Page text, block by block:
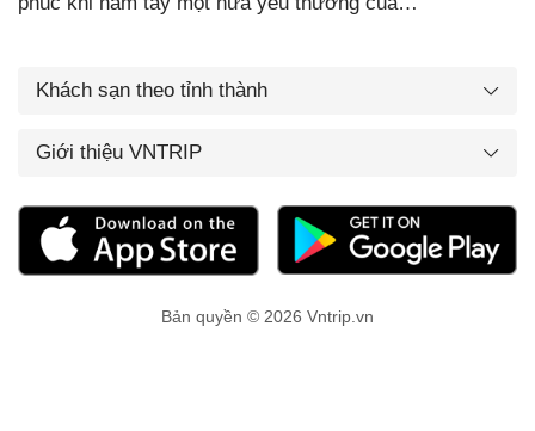
Khách sạn theo tỉnh thành
Giới thiệu VNTRIP
Bản quyền © 2026 Vntrip.vn